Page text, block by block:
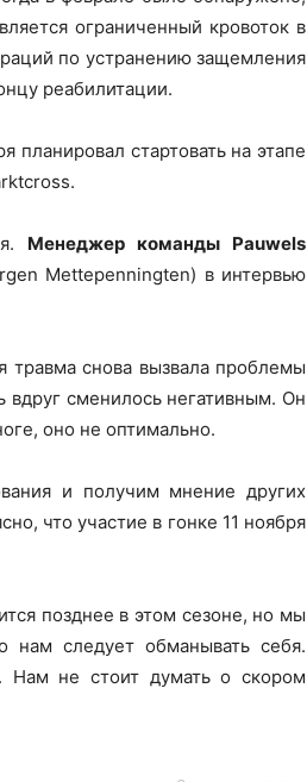
ограниченный кровоток в
по устранению защемления
реабилитации.
планировал стартовать на этапе
Менеджер команды Pauwels
Mettepenningten) в интервью
снова вызвала проблемы
вдруг сменилось негативным. Он
оно не оптимально.
и получим мнение других
что участие в гонке 11 ноября
позднее в этом сезоне, но мы
нам следует обманывать себя.
Нам не стоит думать о скором